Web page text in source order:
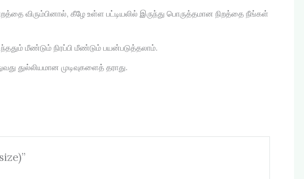
விரும்பினால், கீழே உள்ள பட்டியலில் இருந்து பொருத்தமான நிறத்தை நீங்கள்
மீண்டும் நிரப்பி மீண்டும் பயன்படுத்தலாம்.
துல்லியமான முடிவுகளைத் தராது.